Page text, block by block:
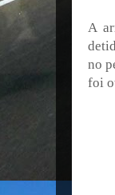
A
no
foi